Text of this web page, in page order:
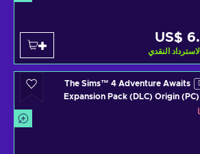
US$
الاسترداد النقدي
The Sims™ 4 Adventure Awaits
Expansion Pack (DLC) Origin